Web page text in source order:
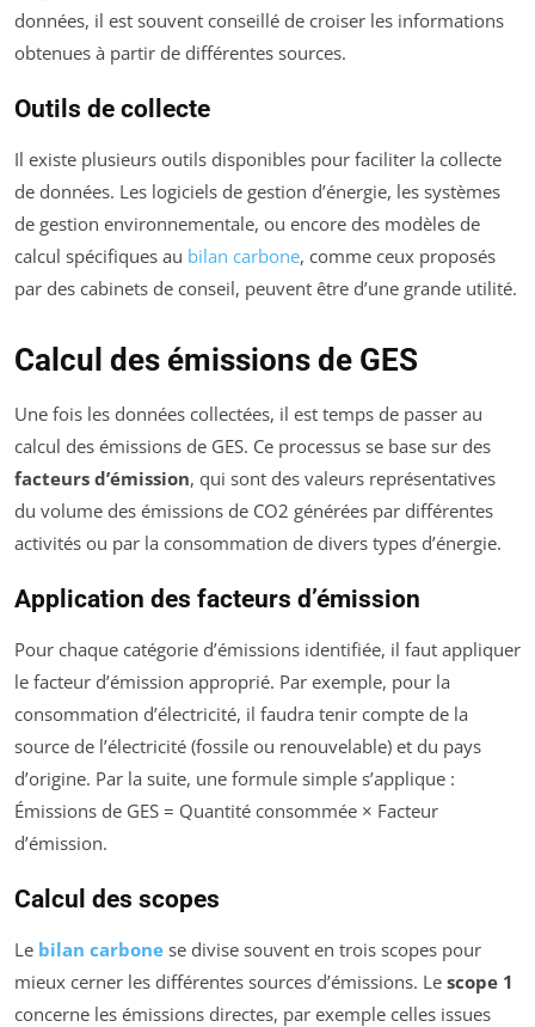
données, il est souvent conseillé de croiser les informations
obtenues à partir de différentes sources.
Outils de collecte
Il existe plusieurs outils disponibles pour faciliter la collecte
de données. Les logiciels de gestion d’énergie, les systèmes
de gestion environnementale, ou encore des modèles de
calcul spécifiques au bilan carbone, comme ceux proposés
par des cabinets de conseil, peuvent être d’une grande utilité.
Calcul des émissions de GES
Une fois les données collectées, il est temps de passer au
calcul des émissions de GES. Ce processus se base sur des
facteurs d’émission, qui sont des valeurs représentatives
du volume des émissions de CO2 générées par différentes
activités ou par la consommation de divers types d’énergie.
Application des facteurs d’émission
Pour chaque catégorie d’émissions identifiée, il faut appliquer
le facteur d’émission approprié. Par exemple, pour la
consommation d’électricité, il faudra tenir compte de la
source de l’électricité (fossile ou renouvelable) et du pays
d’origine. Par la suite, une formule simple s’applique :
Émissions de GES = Quantité consommée × Facteur
d’émission.
Calcul des scopes
Le bilan carbone se divise souvent en trois scopes pour
mieux cerner les différentes sources d’émissions. Le scope 1
concerne les émissions directes, par exemple celles issues